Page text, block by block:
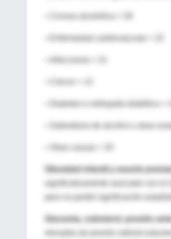
• Diabetes o nefropatía diabética =
Obesidad infantil y muerte
significativamente asociado con el
pero no perdió significación
Glucemia, colesterol, presión
elevados de presión arterial